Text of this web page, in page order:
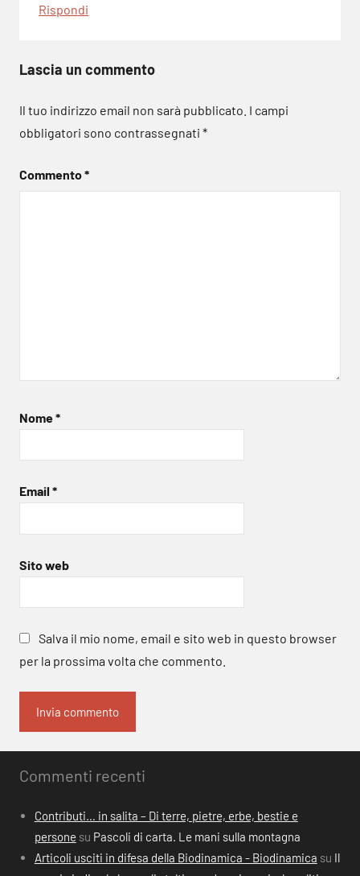
Rispondi
Lascia un commento
Il tuo indirizzo email non sarà pubblicato. I campi
obbligatori sono contrassegnati *
Commento*
Nome*
Email *
Sito web
Salva il mio nome, email e sito web in questo browser
per la prossima volta che commento.
Commenti recenti
Contributi… in salita – Di terre, pietre, erbe, bestie e
persone su Pascoli di carta. Le mani sulla montagna
Articoli usciti in difesa della Biodinamica - Biodinamica su Il